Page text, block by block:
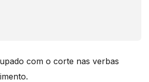
com o corte nas verbas